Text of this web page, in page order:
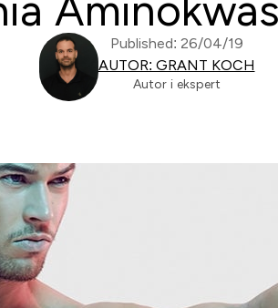
Published: 26/04/19
AUTOR: GRANT KOCH
Autor i ekspert